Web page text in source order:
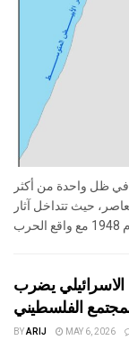
في ظل واحدة من أكثر
حيث تتداخل آثار
يضرب
الفلسطيني
BYARIJ MAY 6, 2026